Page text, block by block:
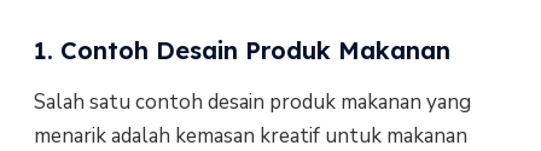
1. Contoh Desain Produk Makanan
Salah satu contoh desain produk makanan yang
menarik adalah kemasan kreatif untuk makanan